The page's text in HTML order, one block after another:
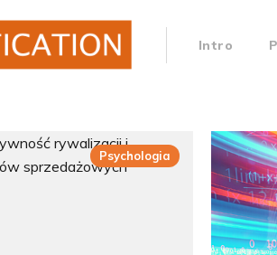
Intro
Psychologia